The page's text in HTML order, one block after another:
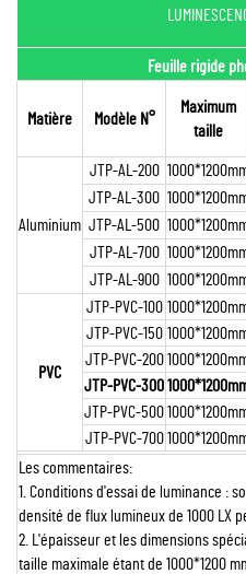
Feuille rigide
Matière Modèle N°
Maximum
taille
Aluminium
JTP-AL-200
JTP-AL-300
JTP-AL-500
JTP-AL-700
JTP-AL-900
PVC
JTP-PVC-100
JTP-PVC-150
JTP-PVC-200
JTP-PVC-300
JTP-PVC-500
JTP-PVC-700
Les commentaires:
1. Conditions d'essai de luminance :
densité de flux lumineux de 1000 LX
2. L'épaisseur et les dimensions
taille maximale étant de 1000*1200